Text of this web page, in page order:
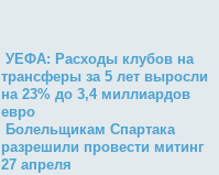
УЕФА: Расходы клубов на
трансферы за 5 лет выросли
на 23% до 3,4 миллиардов
евро
Болельщикам Спартака
разрешили провести митинг
27 апреля